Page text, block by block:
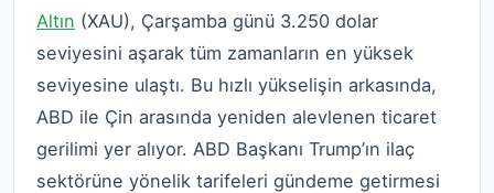
Altın (XAU), Çarşamba günü 3.250 dolar
seviyesini aşarak tüm zamanların en yüksek
seviyesine ulaştı. Bu hızlı yükselişin arkasında,
ABD ile Çin arasında yeniden alevlenen ticaret
gerilimi yer alıyor. ABD Başkanı Trump’ın ilaç
sektörüne yönelik tarifeleri gündeme getirmesi